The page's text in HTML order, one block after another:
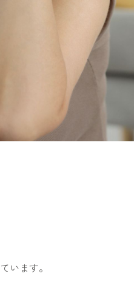
います。